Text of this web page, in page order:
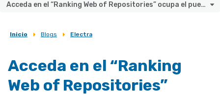
Acceda en el “Ranking Web of Repositories” ocupa el puesto 26 de 72 repositorios españoles
Sobrescribir
de
ayuda
Inicio Blogs Electra
Acceda en el “Ranking
Web of Repositories”